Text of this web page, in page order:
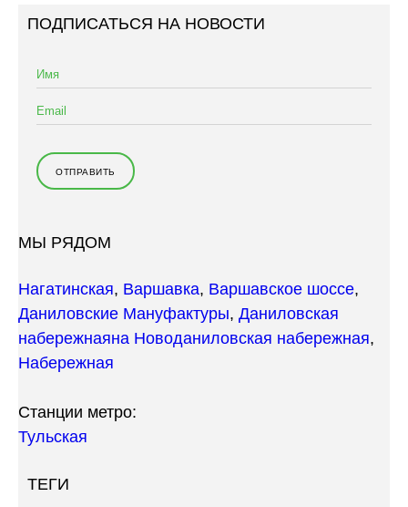
ПОДПИСАТЬСЯ НА НОВОСТИ
МЫ РЯДОМ
Нагатинская, Варшавка, Варшавское шоссе,
Даниловские Мануфактуры, Даниловская
набережнаяна Новоданиловская набережная,
Набережная
Станции метро:
Тульская
ТЕГИ